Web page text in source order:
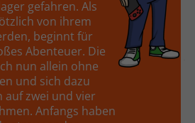
gefahren. Als
von ihrem
beginnt für
Abenteuer. Die
nun allein ohne
und sich dazu
auf zwei und vier
Anfangs haben